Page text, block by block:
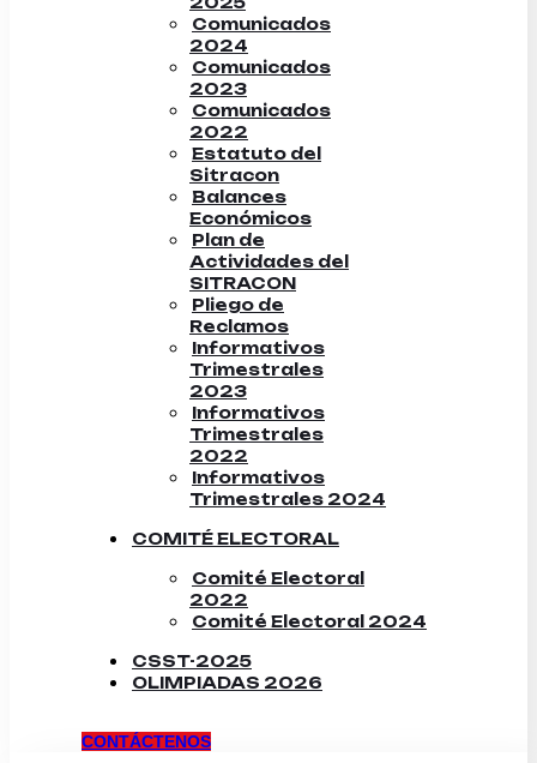
Comunicados
2024
Comunicados
2023
Comunicados
2022
Estatuto del
Sitracon
Balances
Económicos
Plan de
Actividades del
SITRACON
Pliego de
Reclamos
Informativos
Trimestrales
2023
Informativos
Trimestrales
2022
Informativos
Trimestrales 2024
COMITÉ ELECTORAL
Comité Electoral
2022
Comité Electoral 2024
CSST-2025
OLIMPIADAS 2026
CONTÁCTENOS